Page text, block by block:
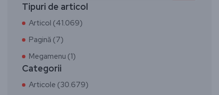
Tipuri de articol
Articol (41.069)
Pagină (7)
Megamenu (1)
Categorii
Articole (30.679)